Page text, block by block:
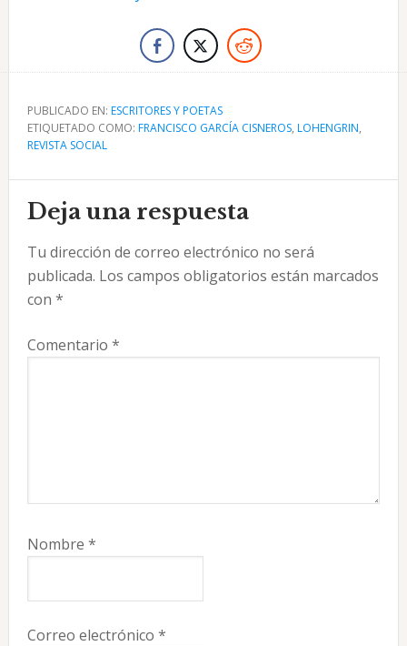
PUBLICADO EN: ESCRITORES Y POETAS
ETIQUETADO COMO: FRANCISCO GARCÍA CISNEROS, LOHENGRIN,
REVISTA SOCIAL
Interacciones
con
los
lectores
Deja una respuesta
Tu dirección de correo electrónico no será
publicada. Los campos obligatorios están marcados
con *
Comentario *
Nombre *
Correo electrónico *